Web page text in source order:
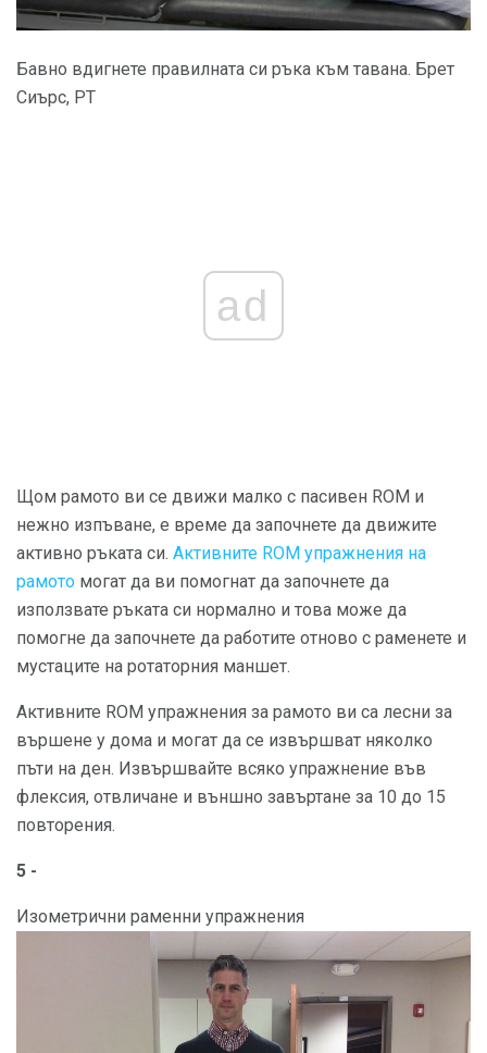
Бавно вдигнете правилната си ръка към тавана. Брет
Сиърс, PT
ad
Щом рамото ви се движи малко с пасивен ROM и
нежно изпъване, е време да започнете да движите
активно ръката си. Активните ROM упражнения на
рамото могат да ви помогнат да започнете да
използвате ръката си нормално и това може да
помогне да започнете да работите отново с раменете и
мустаците на ротаторния маншет.
Активните ROM упражнения за рамото ви са лесни за
вършене у дома и могат да се извършват няколко
пъти на ден. Извършвайте всяко упражнение във
флексия, отвличане и външно завъртане за 10 до 15
повторения.
5 -
Изометрични раменни упражнения